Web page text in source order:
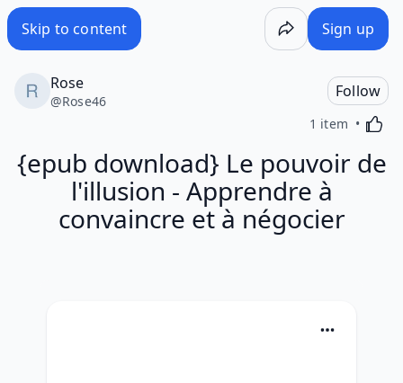
Skip to content Sign up
Rose
@Rose46
Follow
1 item
{epub download} Le pouvoir de
l'illusion - Apprendre à
convaincre et à négocier